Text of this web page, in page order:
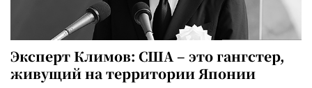
Эксперт Климов: США – это гангстер,
живущий на территории Японии